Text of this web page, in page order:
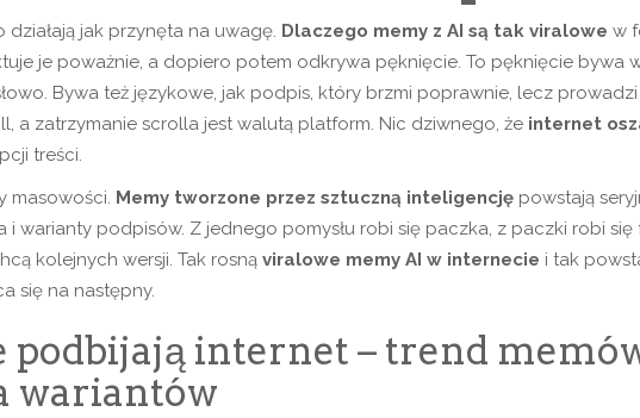
jak przynęta na uwagę. Dlaczego memy z AI są tak viralowe w
je poważnie, a dopiero potem odkrywa pęknięcie. To pęknięcie bywa
Bywa też językowe, jak podpis, który brzmi poprawnie, lecz
a zatrzymanie scrolla jest walutą platform. Nic dziwnego, że internet
treści.
masowości. Memy tworzone przez sztuczną inteligencję powstają
i warianty podpisów. Z jednego pomysłu robi się paczka, z paczki robi
kolejnych wersji. Tak rosną viralowe memy AI w internecie i tak
się na następny.
internet – trend
wariantów